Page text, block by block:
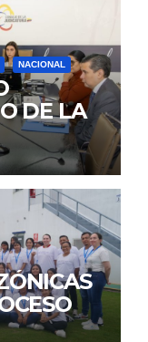
NACIONAL
DE LA